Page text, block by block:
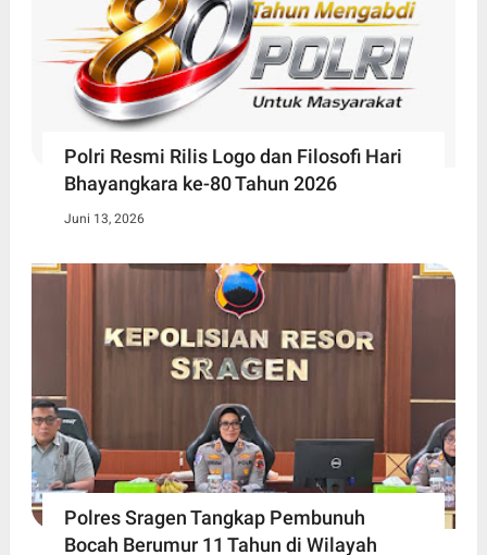
Polri Resmi Rilis Logo dan Filosofi Hari
Bhayangkara ke-80 Tahun 2026
Juni 13, 2026
Polres Sragen Tangkap Pembunuh
Bocah Berumur 11 Tahun di Wilayah